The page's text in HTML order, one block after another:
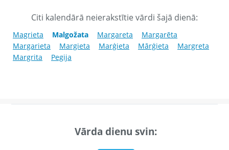
Citi kalendārā neierakstītie vārdi šajā dienā:
Magrieta Malgožata Margareta
Margarēta
Margarieta
Margieta Marģieta Mārģieta
Margreta
Margrita
Pegija
Vārda dienu svin: